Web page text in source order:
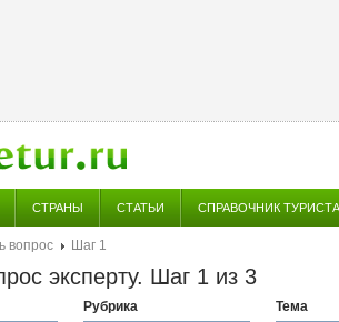
СТРАНЫ СТАТЬИ СПРАВОЧНИК ТУРИСТА
вопрос Шаг 1
эксперту. Шаг 1 из 3
Рубрика
Тема